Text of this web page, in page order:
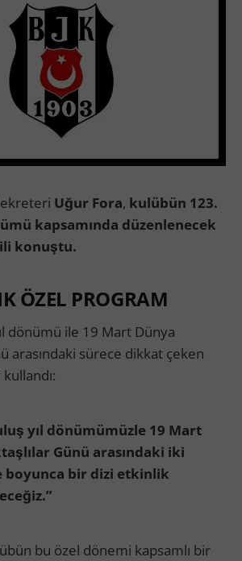
Uğur Fora, kulübün 123.
kapsamında düzenlenecek
konuştu.
ÖZEL PROGRAM
dönümü ile 19 Mart Dünya
arasındaki sürece dikkat çeken
yıl dönümümüzle 19 Mart
Günü arasındaki iki
boyunca bir dizi etkinlik
bu özel dönemi kapsamlı bir